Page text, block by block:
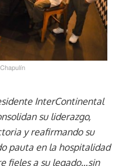
InterContinental
su liderazgo,
y reafirmando su
pauta en la hospitalidad
fieles a su legado…sin